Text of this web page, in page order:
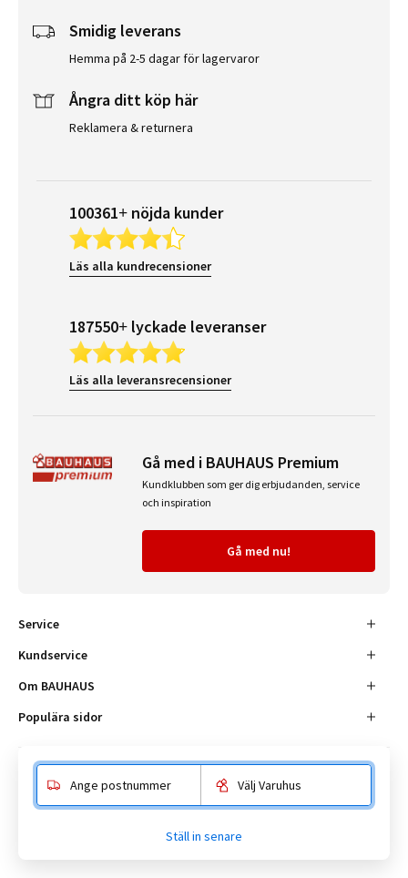
Smidig leverans
Hemma på 2-5 dagar för lagervaror
Ångra ditt köp här
Reklamera & returnera
100361+ nöjda kunder
Läs alla kundrecensioner
187550+ lyckade leveranser
Läs alla leveransrecensioner
Gå med i BAUHAUS Premium
Kundklubben som ger dig erbjudanden, service
och inspiration
Gå med nu!
Service
Kundservice
Om BAUHAUS
Populära sidor
Enköpingsvägen 41, 177 38 Järfälla.
Ange postnummer Välj Varuhus
Ställ in senare